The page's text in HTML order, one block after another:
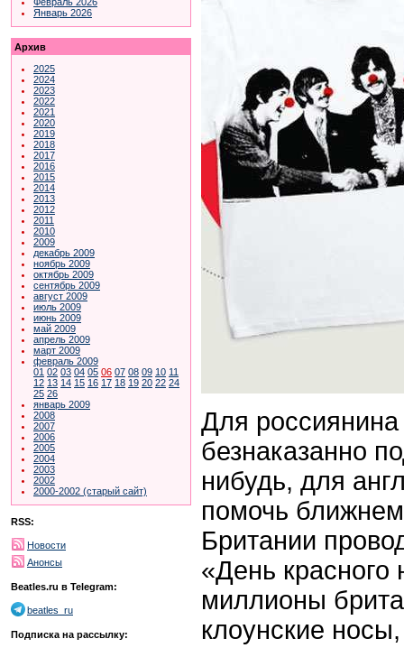
Январь 2026
Архив
2025
2024
2023
2022
2021
2020
2019
2018
2017
2016
2015
2014
2013
2012
2011
2010
2009
декабрь 2009
ноябрь 2009
октябрь 2009
сентябрь 2009
август 2009
июль 2009
июнь 2009
май 2009
апрель 2009
март 2009
февраль 2009
01 02 03 04 05 06 07 08 09 10 11
12 13 14 15 16 17 18 19 20 22 24
25 26
январь 2009
2008
2007
2006
2005
2004
2003
2002
2000-2002 (старый сайт)
RSS:
Новости
Анонсы
Beatles.ru в Telegram:
beatles_ru
Подписка на рассылку:
Для
безнаказанно
нибудь, для
помочь
Британии
«День красного
миллионы
клоунские